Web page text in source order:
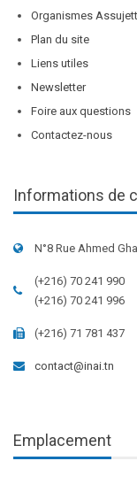
Organismes
Plan du site
Liens utiles
Newsletter
Foire aux questions
Contactez-nous
Informations de
N°8 Rue Ahmed
(+216) 70 241 990
(+216) 70 241 996
(+216) 71 781 437
contact@inai.tn
Emplacement